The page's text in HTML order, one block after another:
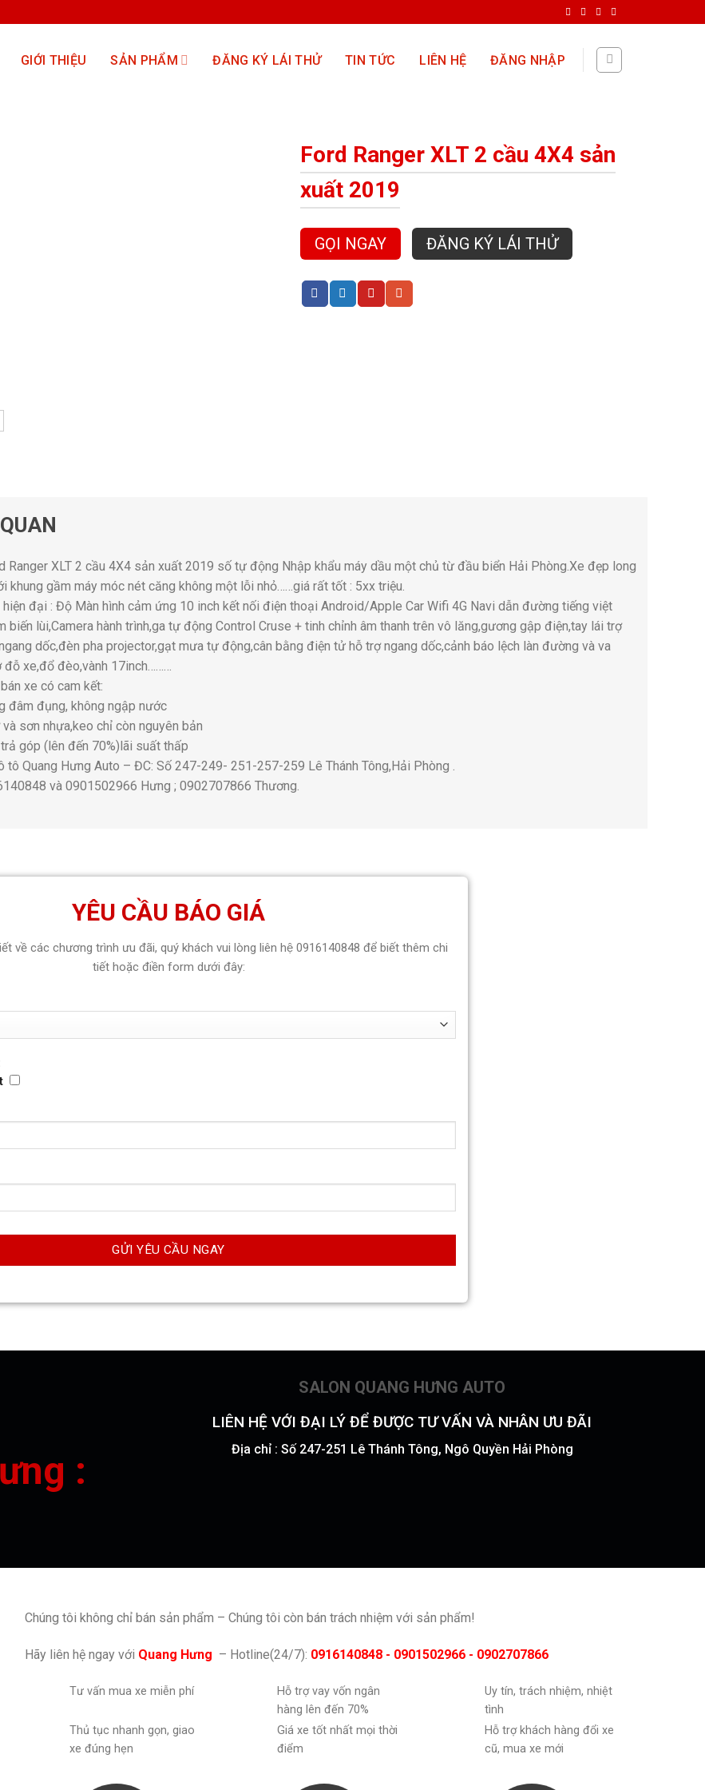
GIỚI THIỆU SẢN PHẨM ĐĂNG KÝ LÁI THỬ TIN TỨC LIÊN HỆ ĐĂNG NHẬP
Ford Ranger XLT 2 cầu 4X4 sản
xuất 2019
GỌI NGAY ĐĂNG KÝ LÁI THỬ
Ranger XLT 2 cầu 4X4 sản xuất 2019 số tự động Nhập khẩu máy dầu một chủ từ đầu biển Hải Phòng.Xe đẹp long
khung gầm máy móc nét căng không một lỗi nhỏ……giá rất tốt : 5xx triệu.
đại : Độ Màn hình cảm ứng 10 inch kết nối điện thoại Android/Apple Car Wifi 4G Navi dẫn đường tiếng việt
biến lùi,Camera hành trình,ga tự động Control Cruse + tinh chỉnh âm thanh trên vô lăng,gương gập điện,tay lái trợ
dốc,đèn pha projector,gạt mưa tự động,cân bằng điện tử hỗ trợ ngang dốc,cảnh báo lệch làn đường và va
đỗ xe,đổ đèo,vành 17inch………
xe có cam kết:
đâm đụng, không ngập nước
sơn nhựa,keo chỉ còn nguyên bản
góp (lên đến 70%)lãi suất thấp
tô Quang Hưng Auto – ĐC: Số 247-249- 251-257-259 Lê Thánh Tông,Hải Phòng .
và 0901502966 Hưng ; 0902707866 Thương.
YÊU CẦU BÁO GIÁ
về các chương trình ưu đãi, quý khách vui lòng liên hệ 0916140848 để biết thêm chi
tiết hoặc điền form dưới đây:
:
SALON QUANG HƯNG AUTO
LIÊN HỆ VỚI ĐẠI LÝ ĐỂ ĐƯỢC TƯ VẤN VÀ NHÂN ƯU ĐÃI
Địa chỉ : Số 247-251 Lê Thánh Tông, Ngô Quyền Hải Phòng
Chúng tôi không chỉ bán sản phẩm – Chúng tôi còn bán trách nhiệm với sản phẩm!
Hãy liên hệ ngay với Quang Hưng – Hotline(24/7): 0916140848 - 0901502966 - 0902707866
Tư vấn mua xe miễn phí
Hỗ trợ vay vốn ngân
hàng lên đến 70%
Uy tín, trách nhiệm, nhiệt
tình
Thủ tục nhanh gọn, giao
xe đúng hẹn
Giá xe tốt nhất mọi thời
điểm
Hỗ trợ khách hàng đổi xe
cũ, mua xe mới